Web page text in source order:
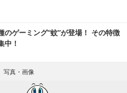
のゲーミング“蚊”が登場！ その特徴
中！
写真・画像